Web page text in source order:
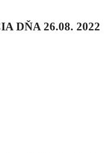
DŇA 26.08. 2022